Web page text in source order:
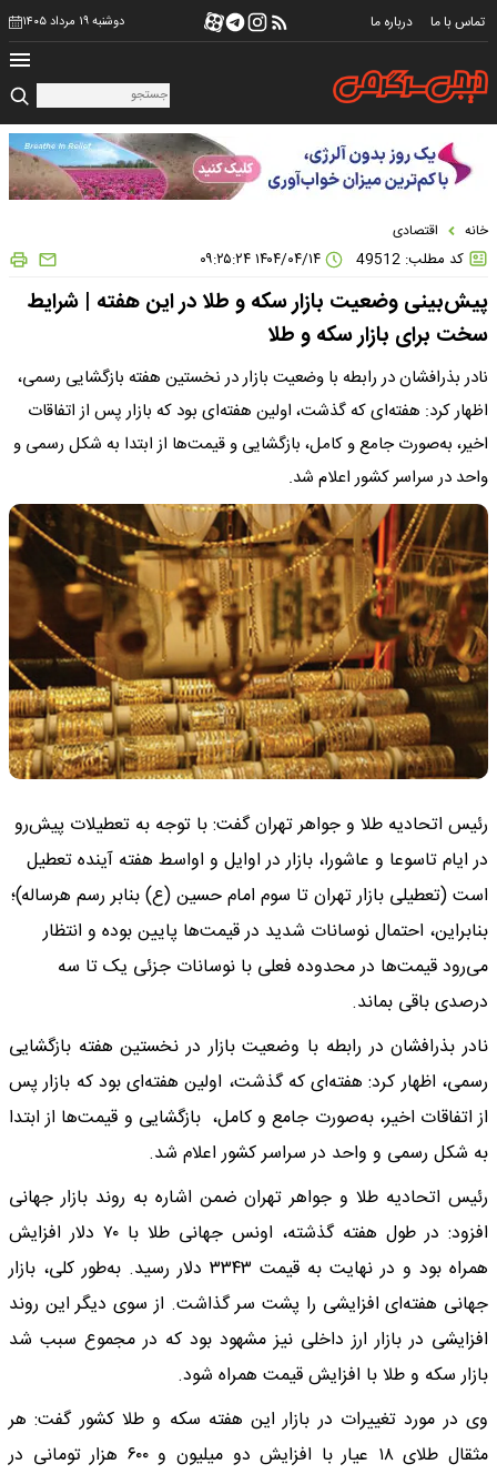
تماس با ما درباره ما دوشنبه ۱۹ مرداد ۱۴۰۵
خانه اقتصادی
کد مطلب: 49512
پیش‌بینی وضعیت بازار سکه و طلا در این هفته | شرایط
سخت برای بازار سکه و طلا
نادر بذرافشان در رابطه با وضعیت بازار در نخستین هفته بازگشایی رسمی،
اظهار کرد: هفته‌ای که گذشت، اولین هفته‌ای بود که بازار پس از اتفاقات
اخیر، به‌صورت جامع و کامل، بازگشایی و قیمت‌ها از ابتدا به شکل رسمی و
واحد در سراسر کشور اعلام شد.
رئیس اتحادیه طلا و جواهر تهران گفت: با توجه به تعطیلات پیش‌رو
در ایام تاسوعا و عاشورا، بازار در اوایل و اواسط هفته آینده تعطیل
است (تعطیلی بازار تهران تا سوم امام حسین (ع) بنابر رسم هرساله)؛
بنابراین، احتمال نوسانات شدید در قیمت‌ها پایین بوده و انتظار
می‌رود قیمت‌ها در محدوده فعلی با نوسانات جزئی یک تا سه
درصدی باقی بماند.
نادر بذرافشان در رابطه با وضعیت بازار در نخستین هفته بازگشایی
رسمی، اظهار کرد: هفته‌ای که گذشت، اولین هفته‌ای بود که بازار پس
از اتفاقات اخیر، به‌صورت جامع و کامل، بازگشایی و قیمت‌ها از ابتدا
به شکل رسمی و واحد در سراسر کشور اعلام شد.
رئیس اتحادیه طلا و جواهر تهران ضمن اشاره به روند بازار جهانی
افزود: در طول هفته گذشته، اونس جهانی طلا با ۷۰ دلار افزایش
همراه بود و در نهایت به قیمت ۳۳۴۳ دلار رسید. به‌طور کلی، بازار
جهانی هفته‌ای افزایشی را پشت سر گذاشت. از سوی دیگر این روند
افزایشی در بازار ارز داخلی نیز مشهود بود که در مجموع سبب شد
بازار سکه و طلا با افزایش قیمت‌ همراه شود.
وی در مورد تغییرات در بازار این هفته سکه و طلا کشور گفت: هر
مثقال طلای ۱۸ عیار با افزایش دو میلیون و ۶۰۰ هزار تومانی در